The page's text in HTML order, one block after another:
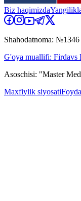
Biz haqimizda
Shahodatnoma:
G'oya muallifi:
Asoschisi: "Master
Maxfiylik siyosati